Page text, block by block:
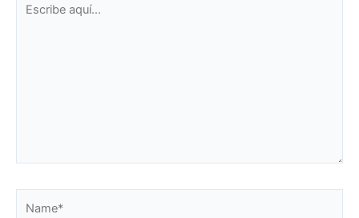
aquí...